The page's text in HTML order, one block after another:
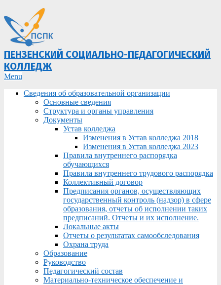
ПЕНЗЕНСКИЙ СОЦИАЛЬНО-ПЕДАГОГИЧЕСКИЙ
КОЛЛЕДЖ
Primary
Menu
Menu
Сведения об образовательной организации
Основные сведения
Структура и органы управления
Документы
Устав колледжа
Изменения в Устав колледжа 2018
Изменения в Устав колледжа 2023
Правила внутреннего распорядка
обучающихся
Правила внутреннего трудового распорядка
Коллективный договор
Предписания органов, осуществляющих
государственный контроль (надзор) в сфере
образования, отчеты об исполнении таких
предписаний. Отчеты и их исполнение.
Локальные акты
Отчеты о результатах самообследования
Охрана труда
Образование
Руководство
Педагогический состав
Материально-техническое обеспечение и